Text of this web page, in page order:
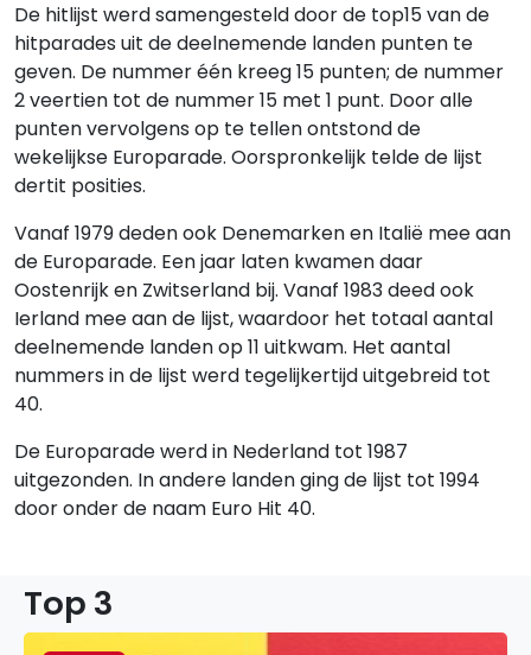
De hitlijst werd samengesteld door de top15 van de
hitparades uit de deelnemende landen punten te
geven. De nummer één kreeg 15 punten; de nummer
2 veertien tot de nummer 15 met 1 punt. Door alle
punten vervolgens op te tellen ontstond de
wekelijkse Europarade. Oorspronkelijk telde de lijst
dertit posities.
Vanaf 1979 deden ook Denemarken en Italië mee aan
de Europarade. Een jaar laten kwamen daar
Oostenrijk en Zwitserland bij. Vanaf 1983 deed ook
Ierland mee aan de lijst, waardoor het totaal aantal
deelnemende landen op 11 uitkwam. Het aantal
nummers in de lijst werd tegelijkertijd uitgebreid tot
40.
De Europarade werd in Nederland tot 1987
uitgezonden. In andere landen ging de lijst tot 1994
door onder de naam Euro Hit 40.
Top 3